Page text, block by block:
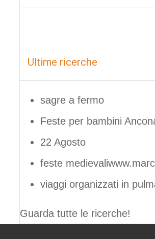
Ultime ricerche
sagre a fermo
Feste per bambini
22 Agosto
feste
viaggi organizzati in
Guarda tutte le ricerche!